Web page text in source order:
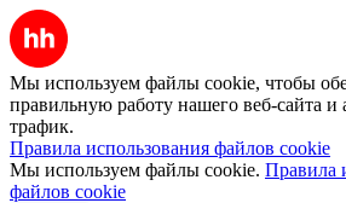
Мы используем файлы cookie, чтобы
правильную работу нашего веб-сайта и
трафик.
Правила использования файлов cookie
Мы используем файлы cookie. Правила
файлов cookie